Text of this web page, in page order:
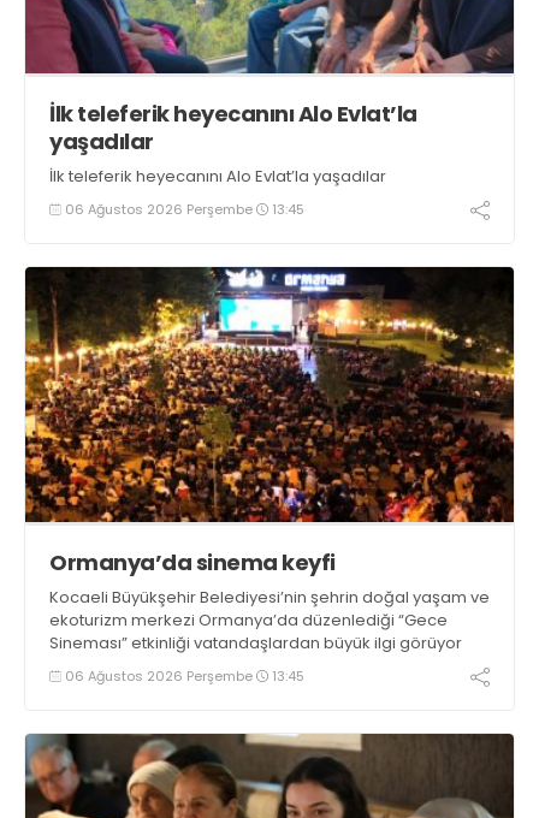
İlk teleferik heyecanını Alo Evlat’la
yaşadılar
İlk teleferik heyecanını Alo Evlat’la yaşadılar
06 Ağustos 2026 Perşembe 13:45
Ormanya’da sinema keyfi
Kocaeli Büyükşehir Belediyesi’nin şehrin doğal yaşam ve
ekoturizm merkezi Ormanya’da düzenlediği “Gece
Sineması” etkinliği vatandaşlardan büyük ilgi görüyor
06 Ağustos 2026 Perşembe 13:45